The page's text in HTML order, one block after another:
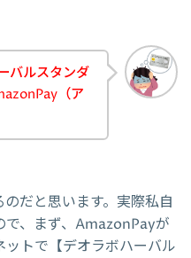
バルスタンダ
（ア
だと思います。実際私自
で、まず、AmazonPayが
トで【デオラボハーバル